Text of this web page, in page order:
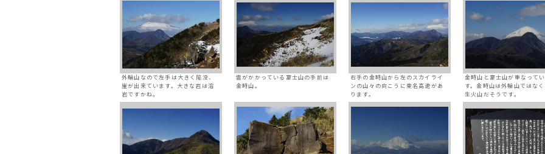
外輪山なので左手は大きく陥没、
崖が出来ています。大きな岩は溶
岩ですかね。
雲がかかっている富士山の手前は
金時山。
右手の金時山から左のスカイライ
ンの山々の向こうに東名高速があ
ります。
金時山と富士山が重なって
す。金時山は外輪山ではな
生火山だそうです。